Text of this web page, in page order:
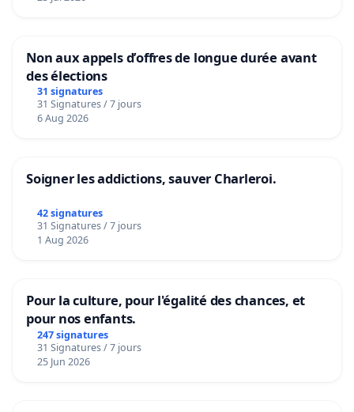
Non aux appels d’offres de longue durée avant
des élections
31 signatures
31 Signatures / 7 jours
6 Aug 2026
Soigner les addictions, sauver Charleroi.
42 signatures
31 Signatures / 7 jours
1 Aug 2026
Pour la culture, pour l'égalité des chances, et
pour nos enfants.
247 signatures
31 Signatures / 7 jours
25 Jun 2026